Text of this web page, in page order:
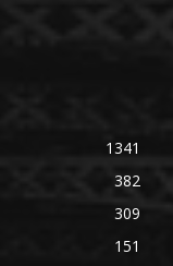
1341
382
309
151